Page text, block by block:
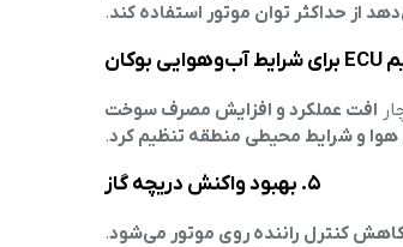
.
افت عملکرد و افزایش مصرف سوخت
و شرایط محیطی منطقه تنظیم کرد.
۵. بهبود واکنش دریچه گاز
کنترل راننده روی موتور می‌شود.